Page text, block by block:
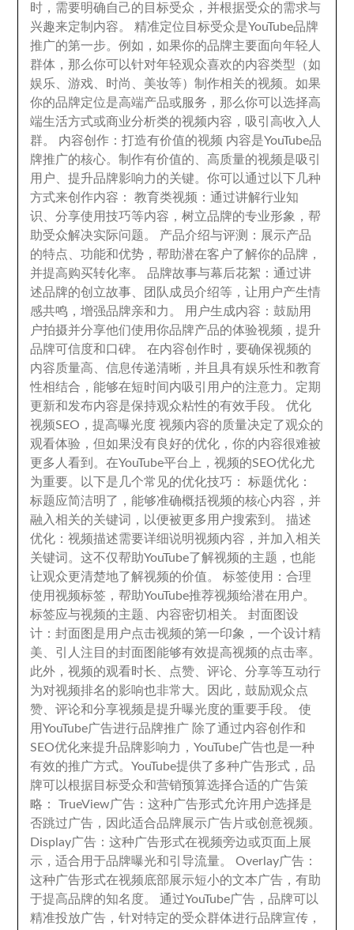
时 ， 需要明确自己的目标受众 ， 并根据受众的需求与
兴趣来定制内容。精准定位目标受众是YouTube品牌
推广的第一步。例如 ，如果你的品牌主要面向年轻人
群体 ， 那么你可以针对年轻观众喜欢的内容类型（如
娱乐 、游戏 时尚 美妆等）制作相关的视频。如果
你的品牌定位是高端产品或服务 ， 那么你可以选择高
端生活方式或商业分析类的视频内容 ， 吸引高收入人
群。 内容创作 ：打造有价值的视频 内容是YouTube品
牌推广的核心。制作有价值的
高质量的视频是吸引
用户 、提升品牌影响力的关键。你可以通过以下几种
方式来创作内容 ：教育类视频 ：通过讲解行业知
识
、分享使用技巧等内容 ，树立品牌的专业形象 ，帮
助受众解决实际问题。 产品介绍与评测 ： 展示产品
的特点 、功能和优势 ，帮助潜在客户了解你的品牌 ，
并提高购买转化率。品牌故事与幕后花絮 ：通过讲
述品牌的创立故事
团队成员介绍等 ，让用户产生情
感共鸣 ，增强品牌亲和力 。 用户生成内容 ：鼓励用
户拍摄并分享他们使用你品牌产品的体验视频 ，提升
品牌可信度和口碑。在内容创作时 ，要确保视频的
内容质量高 、信息传递清晰 ， 并且具有娱乐性和教育
性相结合 ，能够在短时间内吸引用户的注意力 。 定期
更新和发布内容是保持观众粘性的有效手段。优化
视频SEO ，提高曝光度 视频内容的质量决定了观众的
观看体验 ，但如果没有良好的优化 ，你的内容很难被
更多人看到 。在YouTube平台上 ，视频的SEO优化尤
为重要。 以下是几个常见的优化技巧 ：标题优化 ：
标题应简洁明了 ，能够准确概括视频的核心内容 ， 并
融入相关的关键词
， 以便被更多用户搜索到 。描述
优化 ：视频描述需要详细说明视频内容 ， 并加入相关
关键词 。这不仅帮助YouTube了解视频的主题 ，也能
让观众更清楚地了解视频的价值。标签使用 ：合理
使用视频标签 ，帮助YouTube推荐视频给潜在用户。
标签应与视频的主题
内容密切相关。封面图设
计 ：封面图是用户点击视频的第一印象 ，一个设计精
美
引人注目的封面图能够有效提高视频的点击率。
此外 ，视频的观看时长 点赞 、评论 、分享等互动行
为对视频排名的影响也非常大。 因此 ，鼓励观众点
赞 、评论和分享视频是提升曝光度的重要手段。使
用YouTube广告进行品牌推广 除了通过内容创作和
SEO优化来提升品牌影响力 ，YouTube广告也是一种
有效的推广方式。YouTube提供了多种广告形式 ，品
牌可以根据目标受众和营销预算选择合适的广告策
略 ：TrueView广告 ：这种广告形式允许用户选择是
否跳过广告 ， 因此适合品牌展示广告片或创意视频。
Display广告 ：这种广告形式在视频旁边或页面上展
示 ，适合用于品牌曝光和引导流量。Overlay广告 ：
这种广告形式在视频底部展示短小的文本广告 ，有助
于提高品牌的知名度。通过YouTube广告 ，品牌可以
精准投放广告 ，针对特定的受众群体进行品牌宣传 ，